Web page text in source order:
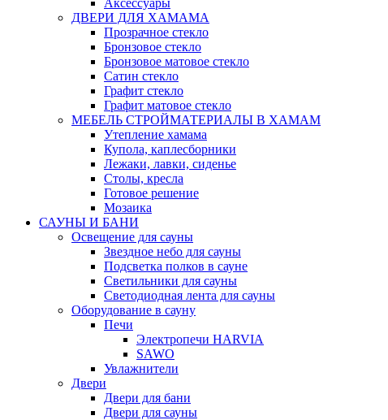
Аксессуары
ДВЕРИ ДЛЯ ХАМАМА
Прозрачное стекло
Бронзовое стекло
Бронзовое матовое стекло
Сатин стекло
Графит стекло
Графит матовое стекло
МЕБЕЛЬ СТРОЙМАТЕРИАЛЫ В ХАМАМ
Утепление хамама
Купола, каплесборники
Лежаки, лавки, сиденье
Столы, кресла
Готовое решение
Мозаика
САУНЫ И БАНИ
Освещение для сауны
Звездное небо для сауны
Подсветка полков в сауне
Светильники для сауны
Светодиодная лента для сауны
Оборудование в сауну
Печи
Электропечи HARVIA
SAWO
Увлажнители
Двери
Двери для бани
Двери для сауны